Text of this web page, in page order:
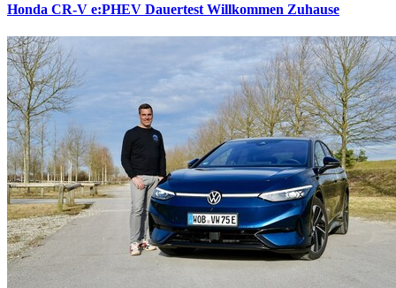
Honda CR-V e:PHEV Dauertest Willkommen Zuhause